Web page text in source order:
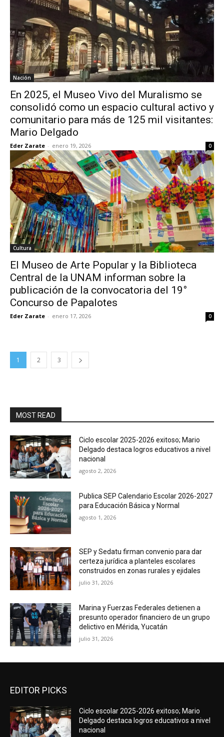
Nación
En 2025, el Museo Vivo del Muralismo se
consolidó como un espacio cultural activo y
comunitario para más de 125 mil visitantes:
Mario Delgado
Eder Zarate - enero 19, 2026 0
Cultura
El Museo de Arte Popular y la Biblioteca
Central de la UNAM informan sobre la
publicación de la convocatoria del 19°
Concurso de Papalotes
Eder Zarate - enero 17, 2026 0
1 2 3
MOST READ
Ciclo escolar 2025-2026 exitoso; Mario
Delgado destaca logros educativos a nivel
nacional
agosto 2, 2026
Publica SEP Calendario Escolar 2026-2027
para Educación Básica y Normal
agosto 1, 2026
SEP y Sedatu firman convenio para dar
certeza jurídica a planteles escolares
construidos en zonas rurales y ejidales
julio 31, 2026
Marina y Fuerzas Federales detienen a
presunto operador financiero de un grupo
delictivo en Mérida, Yucatán
julio 31, 2026
EDITOR PICKS
Ciclo escolar 2025-2026 exitoso; Mario
Delgado destaca logros educativos a nivel
nacional